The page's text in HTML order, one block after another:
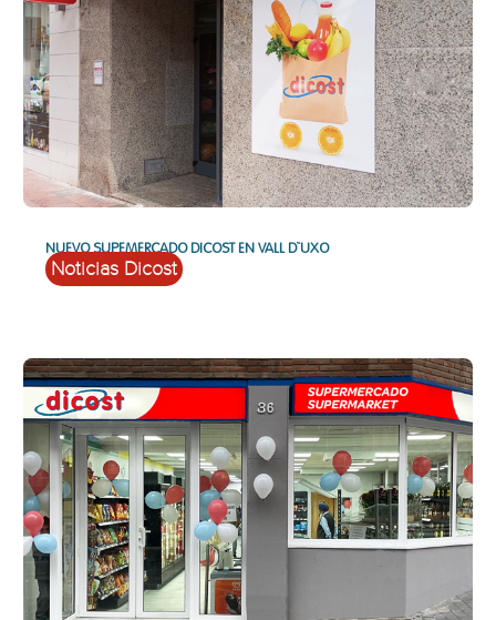
NUEVO SUPEMERCADO DICOST EN VALL D`UXO
Noticias Dicost